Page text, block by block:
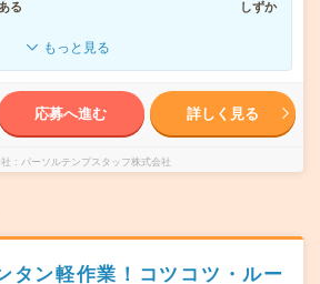
る
しずか
もっと見る
応募へ進む 詳しく見る
パーソルテンプスタッフ株式会社
タン軽作業！コツコツ・ルー